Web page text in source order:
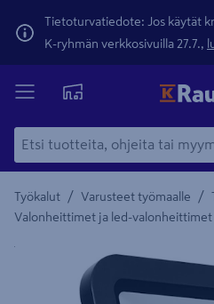
Tietoturvatiedote: Jos käytät
K-ryhmän verkkosivuilla 27.7.,
Työkalut / Varusteet työmaalle /
Valonheittimet ja led-valonheittimet
Yksityiskohtainen kuvaus